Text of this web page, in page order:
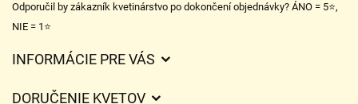
Odporučil by zákazník kvetinárstvo po dokončení objednávky? ÁNO = 5⭐,
NIE = 1⭐
INFORMÁCIE PRE VÁS
DORUČENIE KVETOV